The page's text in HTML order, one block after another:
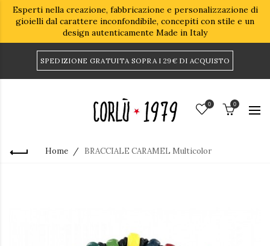
Esperti nella creazione, fabbricazione e personalizzazione di
gioielli dal carattere inconfondibile, concepiti con stile e un
design autenticamente Made in Italy
SPEDIZIONE GRATUITA SOPRA I 29€ DI ACQUISTO
0 0
Home BRACCIALE CARAMEL Multicolor